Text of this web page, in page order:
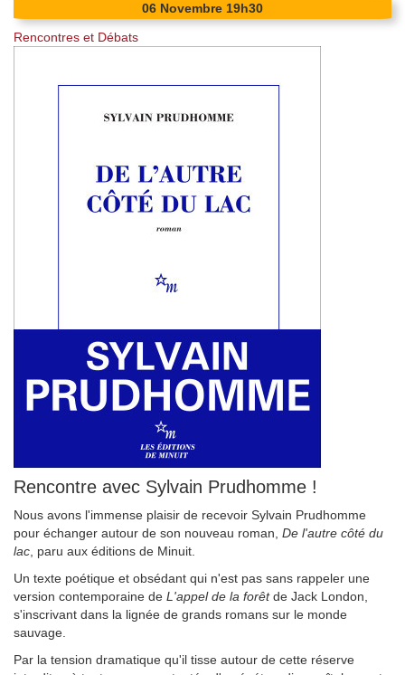
06 Novembre 19h30
Rencontres et Débats
Rencontre avec Sylvain Prudhomme !
Nous avons l'immense plaisir de recevoir Sylvain Prudhomme
pour échanger autour de son nouveau roman, De l'autre côté du
lac , paru aux éditions de Minuit.
Un texte poétique et obsédant qui n'est pas sans rappeler une
version contemporaine de L'appel de la forêtde Jack London,
s'inscrivant dans la lignée de grands romans sur le monde
sauvage.
Par la tension dramatique qu'il tisse autour de cette réserve